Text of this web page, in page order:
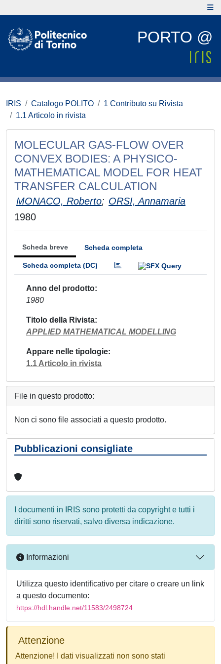
PORTO @
IRIS Catalogo POLITO
1 Contributo su Rivista
1.1 Articolo in rivista
MOLECULAR GAS-FLOW OVER
CONVEX BODIES: A PHYSICO-
MATHEMATICAL MODEL FOR HEAT
TRANSFER CALCULATION
MONACO, Roberto; ORSI, Annamaria
1980
Scheda breve Scheda completa
Scheda completa (DC)
Anno del prodotto
1980
Titolo della Rivista
APPLIED MATHEMATICAL MODELLING
Appare nelle tipologie
1.1 Articolo in rivista
File in questo prodotto:
Non ci sono file associati a questo prodotto.
Pubblicazioni consigliate
I documenti in IRIS sono protetti da copyright e tutti i
diritti sono riservati, salvo diversa indicazione.
Informazioni
Utilizza questo identificativo per citare o creare un link
a questo documento:
https://hdl.handle.net/11583/2498724
Attenzione
Attenzione! I dati visualizzati non sono stati